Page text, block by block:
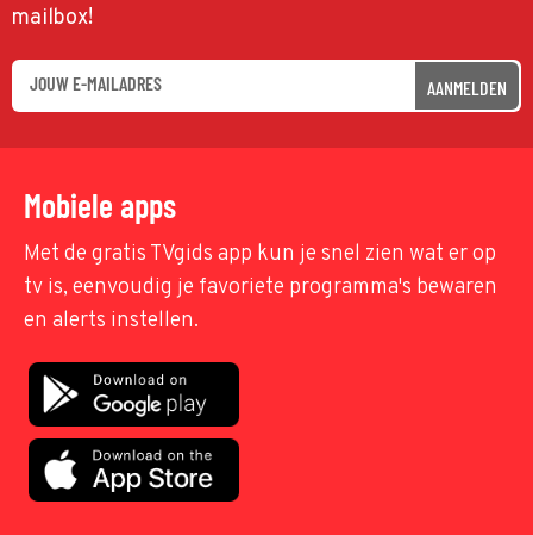
mailbox!
AANMELDEN
Mobiele apps
Met de gratis TVgids app kun je snel zien wat er op
tv is, eenvoudig je favoriete programma's bewaren
en alerts instellen.